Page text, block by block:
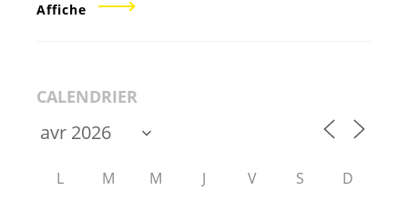
Affiche
CALENDRIER
L M M J V S D